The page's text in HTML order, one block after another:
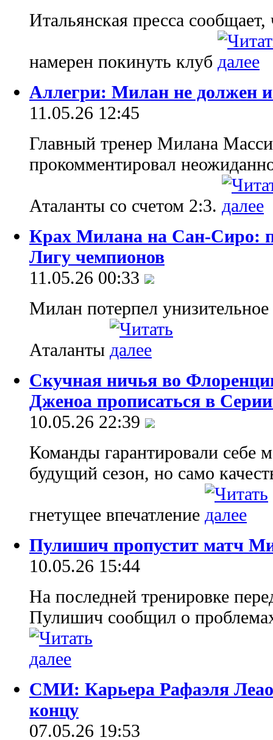
Итальянская пресса
намерен покинуть клуб
Аллегри: Милан не должен
11.05.26 12:45
Главный тренер Милана
прокомментировал
Аталанты со счетом 2:3.
Крах Милана на Сан-Сиро:
Лигу чемпионов
11.05.26 00:33
Милан потерпел
Аталанты
Скучная ничья во
Дженоа прописаться в
10.05.26 22:39
Команды гарантировали себе
будущий сезон, но само
гнетущее впечатление
Пулишич пропустит матч
10.05.26 15:44
На последней тренировке
Пулишич сообщил о
СМИ: Карьера Рафаэля
концу
07.05.26 19:53